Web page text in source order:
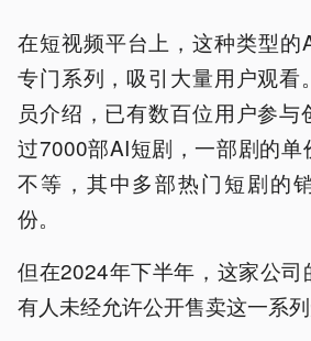
在短视频平台上，这种类型的
专门系列，吸引大量用户观看
员介绍，已有数百位用户参与
过7000部AI短剧，一部剧的单
不等，其中多部热门短剧的
份。
但在2024年下半年，这家公司
有人未经允许公开售卖这一系列